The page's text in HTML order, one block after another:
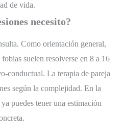
de vida.
necesito?
Como orientación general,
fobias suelen resolverse en 8 a 16
conductual. La terapia de pareja
según la complejidad. En la
ya puedes tener una estimación